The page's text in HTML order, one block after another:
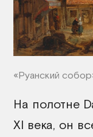
«Руанский
На полотне
XI века, он